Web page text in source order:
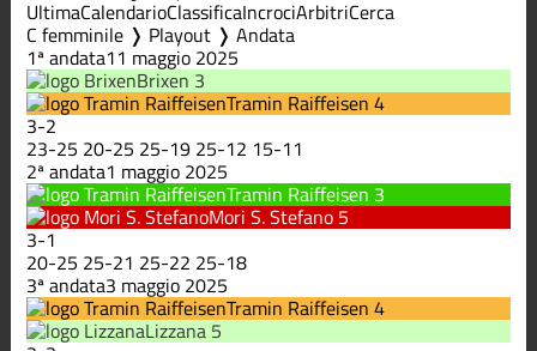
UltimaCalendarioClassificaIncrociArbitriCerca
C femminile ❭ Playout ❭ Andata
1ª andata11 maggio 2025
Brixen 3
Tramin Raiffeisen 4
3-2
23-25 20-25 25-19 25-12 15-11
2ª andata1 maggio 2025
Tramin Raiffeisen 3
Mori S. Stefano 5
3-1
20-25 25-21 25-22 25-18
3ª andata3 maggio 2025
Tramin Raiffeisen 4
Lizzana 5